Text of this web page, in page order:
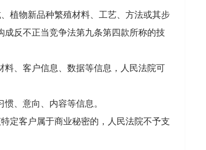
物新品种繁殖材料、工艺、方法或其步
反不正当竞争法第九条第四款所称的技
、客户信息、数据等信息，人民法院可
、意向、内容等信息。
客户属于商业秘密的，人民法院不予支